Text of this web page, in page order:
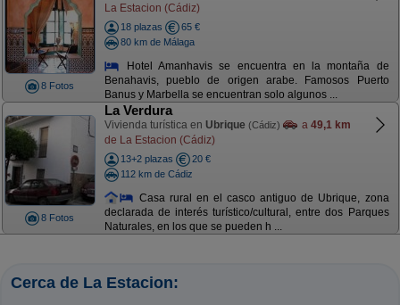
8 Fotos
La Estacion (Cádiz)
18 plazas
65 €
80 km de Málaga
Hotel Amanhavis se encuentra en la montaña de
Benahavis, pueblo de origen arabe. Famosos Puerto
Banus y Marbella se encuentran solo algunos ...
8 Fotos
La Verdura
Vivienda turística en Ubrique (Cádiz) a 49,1 km
de La Estacion (Cádiz)
13+2 plazas
20 €
112 km de Cádiz
Casa rural en el casco antiguo de Ubrique, zona
declarada de interés turístico/cultural, entre dos Parques
Naturales, en los que se pueden h ...
Cerca de La Estacion: